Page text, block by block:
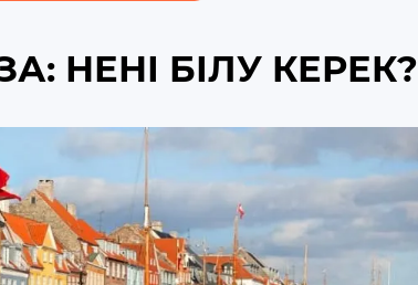
НЕНІ БІЛУ КЕРЕК?